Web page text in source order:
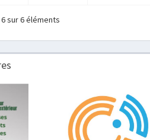
sur 6 éléments